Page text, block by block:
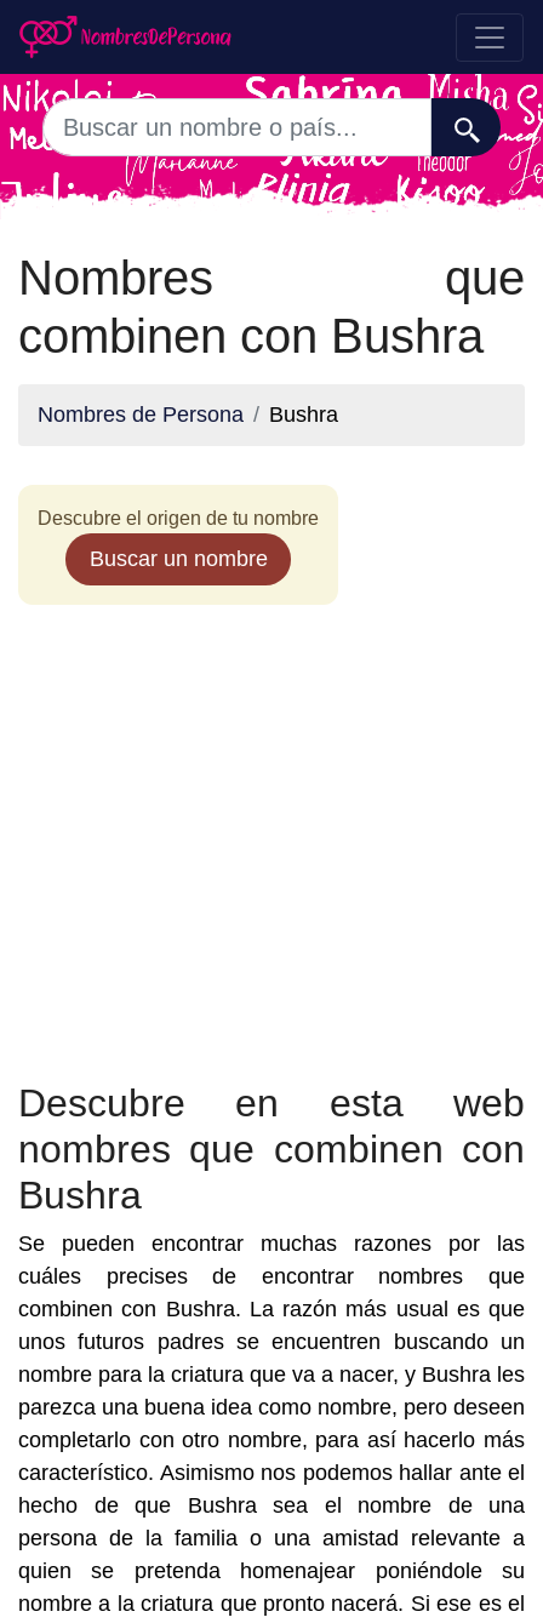
Nombres que
combinen con Bushra
Nombres de Persona Bushra
Descubre el origen de tu nombre
Buscar un nombre
Descubre en esta web
nombres que combinen con
Bushra
Se pueden encontrar muchas razones por las
cuáles precises de encontrar nombres que
combinen con Bushra. La razón más usual es que
unos futuros padres se encuentren buscando un
nombre para la criatura que va a nacer, y Bushra les
parezca una buena idea como nombre, pero deseen
completarlo con otro nombre, para así hacerlo más
característico. Asimismo nos podemos hallar ante el
hecho de que Bushra sea el nombre de una
persona de la familia o una amistad relevante a
quien se pretenda homenajear poniéndole su
nombre a la criatura que pronto nacerá. Si ese es el